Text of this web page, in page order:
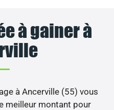
à gainer à
à Ancerville (55) vous
meilleur montant pour